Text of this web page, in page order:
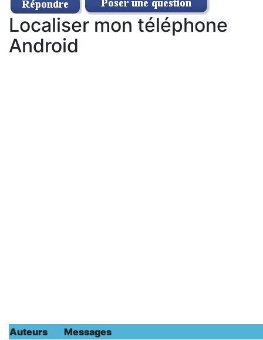
Localiser mon téléphone
Android
Auteurs
Messages